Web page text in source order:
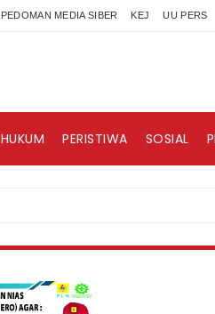
PEDOMAN MEDIA SIBER KEJ UU PERS
HUKUM PERISTIWA SOSIAL